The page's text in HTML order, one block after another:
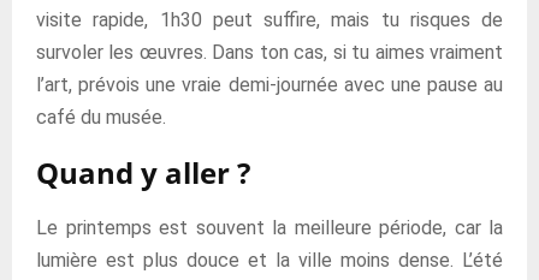
visite rapide, 1h30 peut suffire, mais tu risques de
survoler les œuvres. Dans ton cas, si tu aimes vraiment
l’art, prévois une vraie demi-journée avec une pause au
café du musée.
Quand y aller ?
Le printemps est souvent la meilleure période, car la
lumière est plus douce et la ville moins dense. L’été